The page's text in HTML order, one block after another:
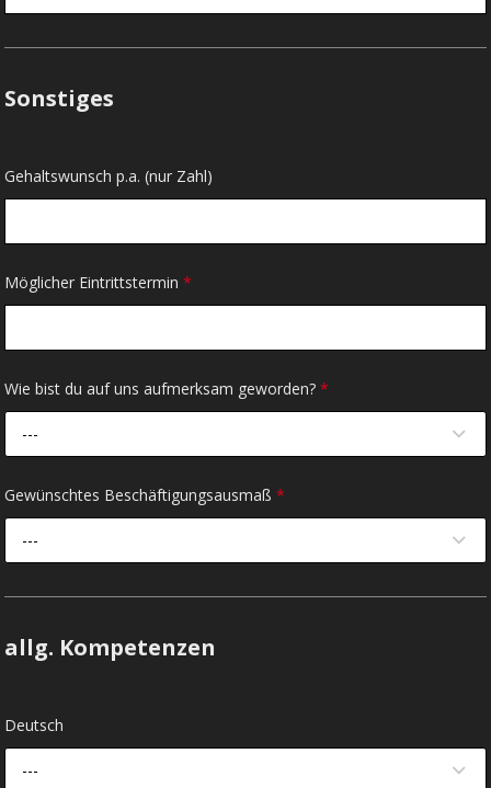
Sonstiges
Gehaltswunsch p.a. (nur Zahl)
Möglicher Eintrittstermin*
Wie bist du auf uns aufmerksam geworden?*
---
Gewünschtes Beschäftigungsausmaß*
---
allg. Kompetenzen
Deutsch
---